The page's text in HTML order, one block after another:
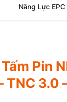
Năng Lực EPC
Pin
TNC 3.0